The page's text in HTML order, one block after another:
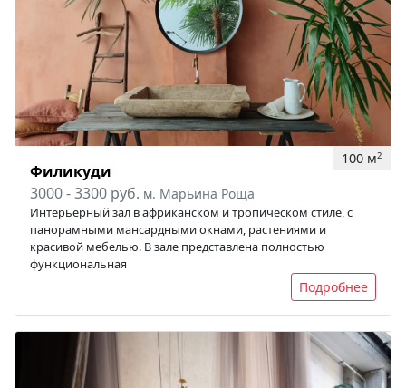
100 м2
Филикуди
3000 - 3300 руб. м. Марьина Роща
Интерьерный зал в африканском и тропическом стиле, с
панорамными мансардными окнами, растениями и
красивой мебелью. В зале представлена полностью
функциональная
Подробнее